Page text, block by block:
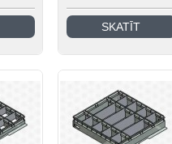
SKATĪT